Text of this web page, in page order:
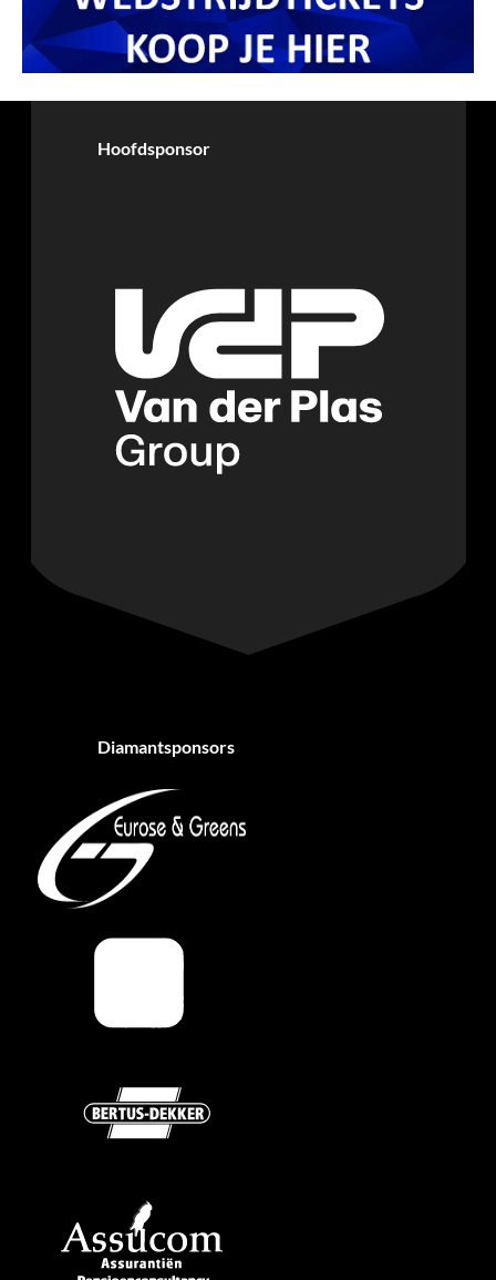
Hoofdsponsor
Diamantsponsors